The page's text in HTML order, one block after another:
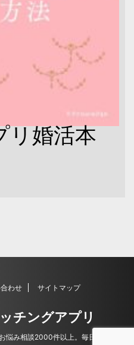
リ婚活本
わせ サイトマップ
チングアプリ
悩み相談2000件以上。毎日更新。